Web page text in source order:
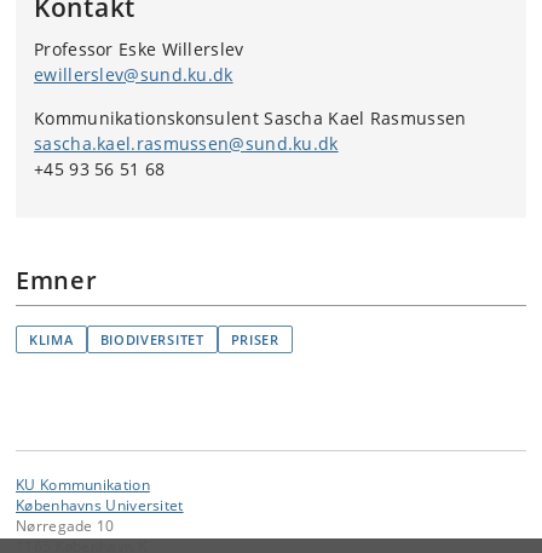
Kontakt
Professor Eske Willerslev
ewillerslev@sund.ku.dk
Kommunikationskonsulent Sascha Kael Rasmussen
sascha.kael.rasmussen@sund.ku.dk
+45 93 56 51 68
Emner
KLIMA BIODIVERSITET PRISER
KU Kommunikation
Københavns Universitet
Nørregade 10